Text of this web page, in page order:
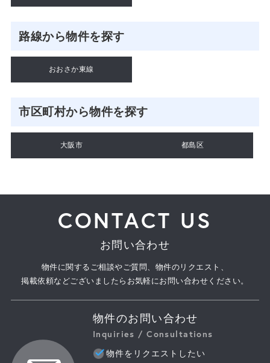
路線から物件を探す
おおさか東線
市区町村から物件を探す
大阪市 都島区
CONTACT US
お問い合わせ
物件に関するご相談やご質問、物件のリクエスト、
掲載依頼などございましたらお気軽にお問い合わせください。
物件のお問い合わせ
Inquiries / Consultations
物件をリクエストしたい